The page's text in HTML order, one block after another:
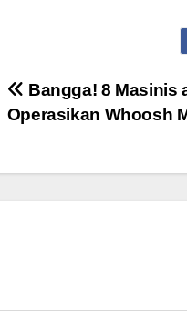
Bangga! 8 Masinis
Operasikan Whoosh